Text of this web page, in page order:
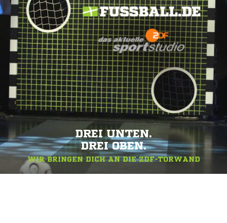
DREI UNTEN.
DREI OBEN.
WIR BRINGEN DICH AN DIE ZDF-TORWAND